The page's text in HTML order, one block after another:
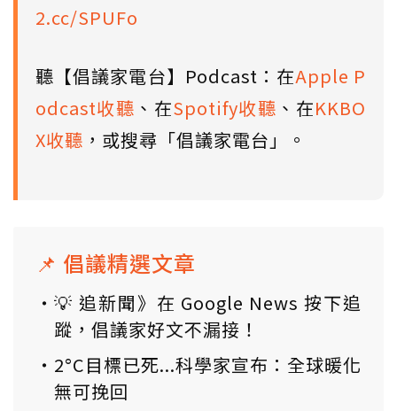
2.cc/SPUFo
聽【倡議家電台】Podcast：在Apple P
odcast收聽 、在Spotify收聽 、在KKBO
X收聽 ，或搜尋「倡議家電台」。
📌 倡議精選文章
💡 追新聞》在 Google News 按下追
蹤，倡議家好文不漏接！
2°C目標已死...科學家宣布：全球暖化
無可挽回